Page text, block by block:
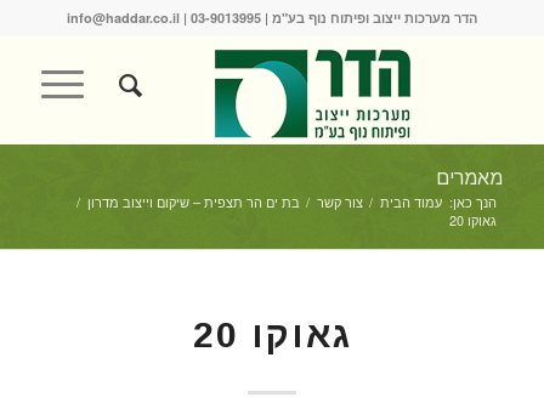
הדר מערכות ייצוב ופיתוח נוף בע"מ | 03-9013995
|
info@haddar.co.il
מאמרים
הנך כאן: עמוד הבית / צור קשר / בת ים הר תצפית – שיקום וייצוב מדרון /
גאוקו 20
גאוקו 20